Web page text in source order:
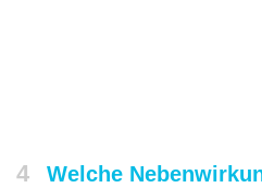
4 Welche